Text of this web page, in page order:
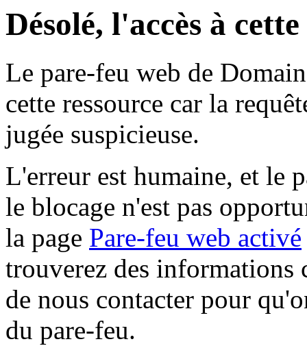
Désolé, l'accès à
Le pare-feu web de
cette ressource car la
jugée suspicieuse.
L'erreur est humaine, et le
le blocage n'est pas
la page Pare-feu web activé
trouverez des informations
de nous contacter pour
du pare-feu.